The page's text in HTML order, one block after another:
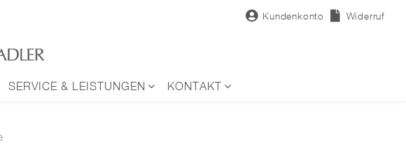
Kundenkonto Widerruf
SERVICE & LEISTUNGEN KONTAKT